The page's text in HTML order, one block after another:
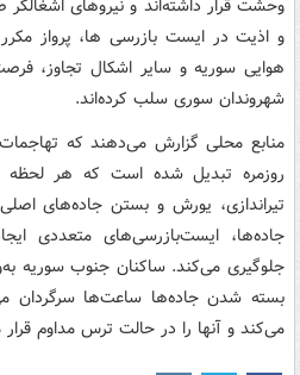
وحشت قرار داشته‌اند و نیروهای اشغالگر
و اذیت در ایست بازرسی ها، پرواز
هوایی سوریه و سایر اشکال تجاوز،
شهروندان سوری سلب کرده‌اند.
منابع محلی گزارش می‌دهند که تهاجمات
روزمره تبدیل شده است که هر
تیراندازی، یورش و بستن جاده‌های
جاده‌ها، ایست‌بازرسی‌های متعددی
جلوگیری می‌کند. ساکنان جنوب سوریه
بسته شدن جاده‌ها ساعت‌ها سرگردان
می‌کند و آنها را در حالت ترس مداوم